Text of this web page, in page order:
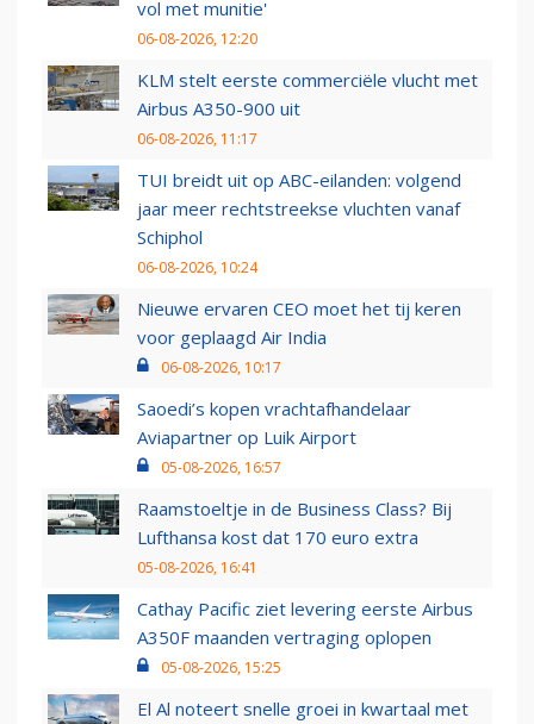
vol met munitie'
06-08-2026, 12:20
KLM stelt eerste commerciële vlucht met
Airbus A350-900 uit
06-08-2026, 11:17
TUI breidt uit op ABC-eilanden: volgend
jaar meer rechtstreekse vluchten vanaf
Schiphol
06-08-2026, 10:24
Nieuwe ervaren CEO moet het tij keren
voor geplaagd Air India
06-08-2026, 10:17
Saoedi’s kopen vrachtafhandelaar
Aviapartner op Luik Airport
05-08-2026, 16:57
Raamstoeltje in de Business Class? Bij
Lufthansa kost dat 170 euro extra
05-08-2026, 16:41
Cathay Pacific ziet levering eerste Airbus
A350F maanden vertraging oplopen
05-08-2026, 15:25
El Al noteert snelle groei in kwartaal met